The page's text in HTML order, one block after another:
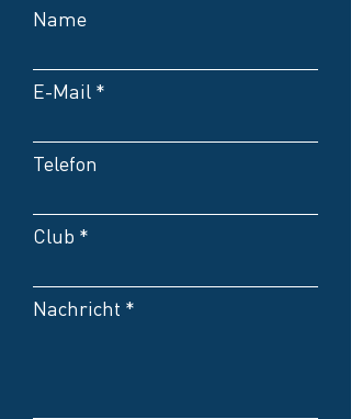
Name
E-Mail
Telefon
Club
Nachricht